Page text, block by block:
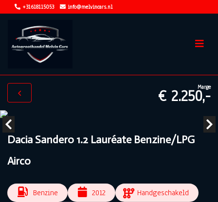
+31618115053 info@melvincars.nl
Marge
€ 2.250,-
Dacia Sandero 1.2 Lauréate Benzine/LPG
Airco
Benzine 2012
Handgeschakeld